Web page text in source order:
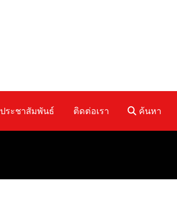
ประชาสัมพันธ์ ติดต่อเรา ค้นหา